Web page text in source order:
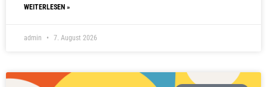
WEITERLESEN »
admin 7. August 2026